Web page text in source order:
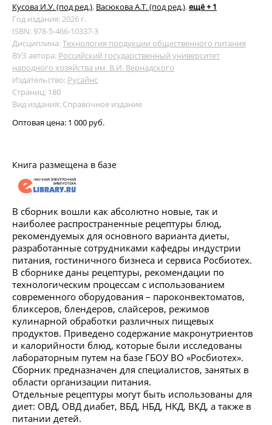
Кусова И.У. (под ред.), Васюкова А.Т. (под ред.), ещё + 1
Год издания: 2026 г.
ISBN: 978-5-466-10337-3
Дисциплина:Технология продукции общественного питания
ВУЗ автора: Российский государственный университет
народного хозяйства им. В.И. Вернадского
Издательство: Русайнс
Страниц: 180
Вид издания: Справочное издание
Оптовая цена: 1 000 руб.
Книга размещена в базе
В сборник вошли как абсолютно новые, так и
наиболее распространенные рецептуры блюд,
рекомендуемых для основного варианта диеты,
разработанные сотрудниками кафедры индустрии
питания, гостиничного бизнеса и сервиса Росбиотех.
В сборнике даны рецептуры, рекомендации по
технологическим процессам с использованием
современного оборудования – пароконвектоматов,
бликсеров, блендеров, слайсеров, режимов
кулинарной обработки различных пищевых
продуктов. Приведено содержание макронутриентов
и калорийности блюд, которые были исследованы
лабораторным путем на базе ГБОУ ВО «Росбиотех».
Сборник предназначен для специалистов, занятых в
области организации питания.
Отдельные рецептуры могут быть использованы для
диет: ОВД, ОВД диабет, ВБД, НБД, НКД, ВКД, а также в
питании детей.